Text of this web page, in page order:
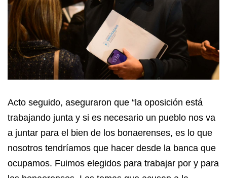
Acto seguido, aseguraron que “la oposición está
trabajando junta y si es necesario un pueblo nos va
a juntar para el bien de los bonaerenses, es lo que
nosotros tendríamos que hacer desde la banca que
ocupamos. Fuimos elegidos para trabajar por y para